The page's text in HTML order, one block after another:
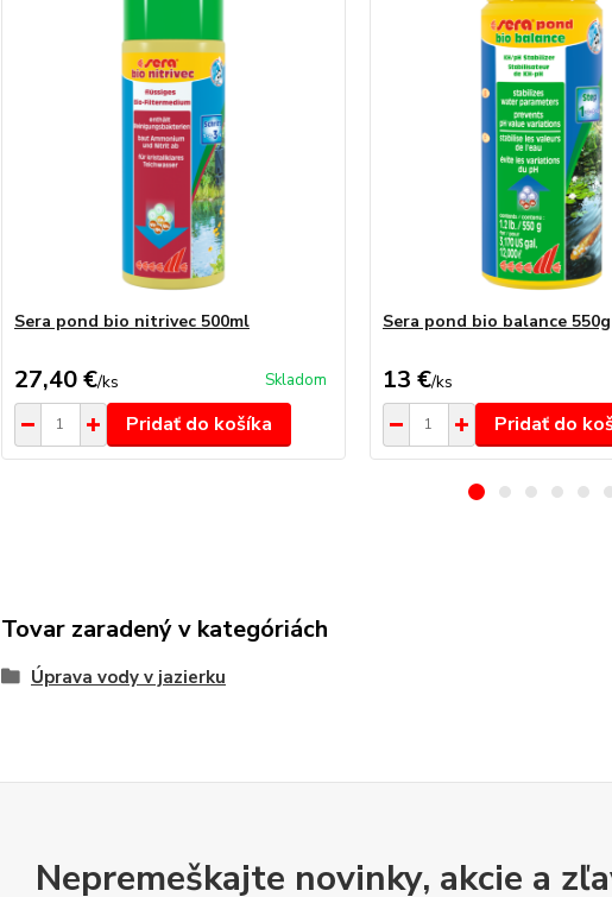
Sera pond bio nitrivec 500ml
27,40 €/ks Skladom
Pridať do košíka
Sera pond bio balance 550g
13 €/ks
Pridať do
Tovar zaradený v kategóriách
Úprava vody v jazierku
Nepremeškajte novinky, akcie a